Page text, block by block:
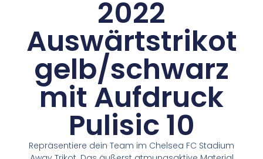
2022
Auswärtstrikot
gelb/schwarz
mit Aufdruck
Pulisic 10
Repräsentiere dein Team im Chelsea FC Stadium